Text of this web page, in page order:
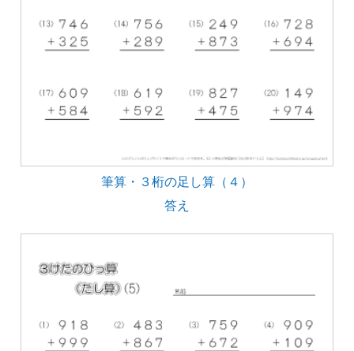
筆算・３桁の足し算（４）
答え